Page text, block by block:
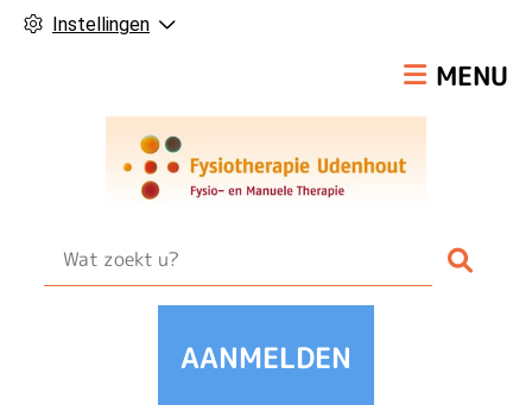
Instellingen
MENU
AANMELDEN